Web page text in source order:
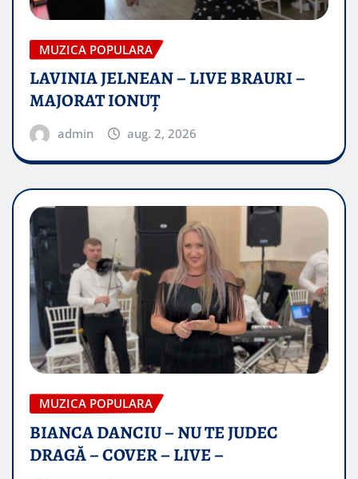
MUZICA POPULARA
LAVINIA JELNEAN – LIVE BRAURI –
MAJORAT IONUŢ
admin aug. 2, 2026
MUZICA POPULARA
BIANCA DANCIU – NU TE JUDEC
DRAGĂ – COVER – LIVE –